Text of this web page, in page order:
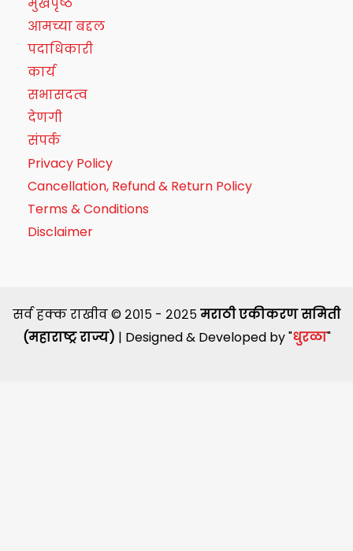
आमच्या बद्दल
पदाधिकारी
कार्य
सभासदत्व
देणगी
संपर्क
Privacy Policy
Cancellation, Refund & Return Policy
Terms & Conditions
Disclaimer
सर्व हक्क राखीव © २०१५ - २०२५ मराठी एकीकरण समिती
(महाराष्ट्र राज्य) | Designed & Developed by "धुरळा"